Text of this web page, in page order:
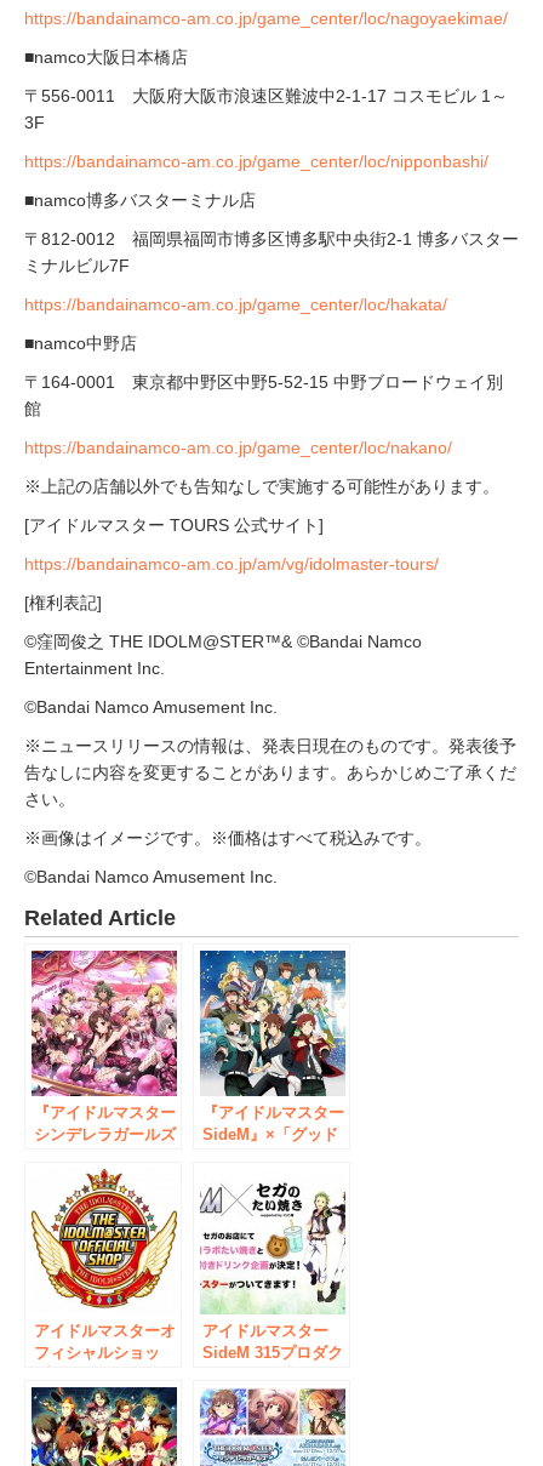
https://bandainamco-am.co.jp/game_center/loc/nagoyaekimae/
■namco大阪日本橋店
〒556-0011 大阪府大阪市浪速区難波中2-1-17 コスモビル 1～
3F
https://bandainamco-am.co.jp/game_center/loc/nipponbashi/
■namco博多バスターミナル店
〒812-0012 福岡県福岡市博多区博多駅中央街2-1 博多バスター
ミナルビル7F
https://bandainamco-am.co.jp/game_center/loc/hakata/
■namco中野店
〒164-0001 東京都中野区中野5-52-15 中野ブロードウェイ別
館
https://bandainamco-am.co.jp/game_center/loc/nakano/
※上記の店舗以外でも告知なしで実施する可能性があります。
[アイドルマスター TOURS 公式サイト]
https://bandainamco-am.co.jp/am/vg/idolmaster-tours/
[権利表記]
©窪岡俊之 THE IDOLM@STER™& ©Bandai Namco
Entertainment Inc.
©Bandai Namco Amusement Inc.
※ニュースリリースの情報は、発表日現在のものです。発表後予
告なしに内容を変更することがあります。あらかじめご了承くだ
さい。
※画像はイメージです。※価格はすべて税込みです。
©Bandai Namco Amusement Inc.
Related Article
『アイドルマスター
シンデレラガールズ
ジ』8周年記念 コラ
ボキャンペーン9月4
日スタート！
『アイドルマスター
SideM』×「グッド
6月1日より、秋葉原
にてコラボ開始!
アイドルマスターオ
フィシャルショッ
くじに新賞品が登
場！
アイドルマスター
SideM 315プロダク
キャンペーン企画
『セガ限定 SideM
焼き＆ドリンク実施
のご案内』第一弾開